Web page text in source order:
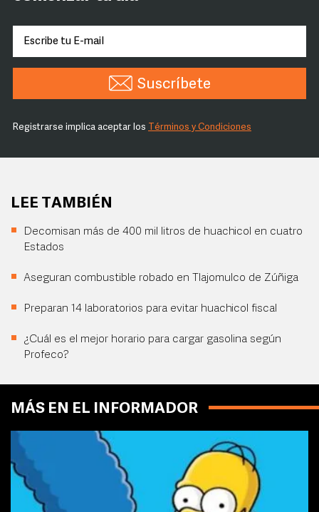
Suscríbete
Registrarse implica aceptar los Términos y Condiciones
LEE TAMBIÉN
Decomisan más de 400 mil litros de huachicol en cuatro
Estados
Aseguran combustible robado en Tlajomulco de Zúñiga
Preparan 14 laboratorios para evitar huachicol fiscal
¿Cuál es el mejor horario para cargar gasolina según
Profeco?
MÁS EN EL INFORMADOR